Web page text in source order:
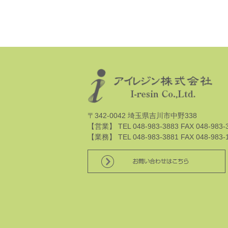
〒342-0042 埼玉県吉川市中野338
【営業】 TEL 048-983-3883 FAX 048-983-
【業務】 TEL 048-983-3881 FAX 048-983-